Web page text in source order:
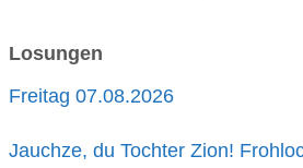
Losungen
Freitag 07.08.2026
Jauchze, du Tochter Zion!